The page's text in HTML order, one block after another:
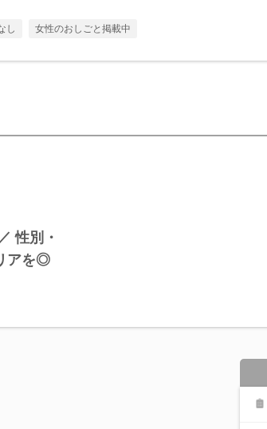
し 女性のおしごと掲載中
性別・
アを◎